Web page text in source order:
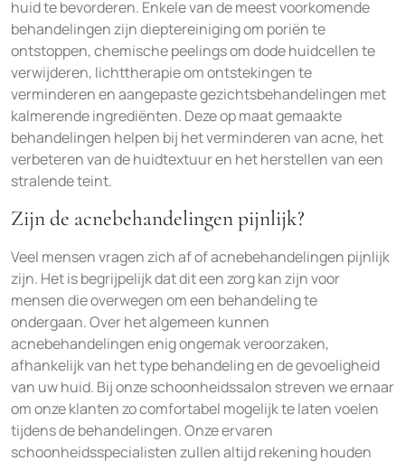
huid te bevorderen. Enkele van de meest voorkomende
behandelingen zijn dieptereiniging om poriën te
ontstoppen, chemische peelings om dode huidcellen te
verwijderen, lichttherapie om ontstekingen te
verminderen en aangepaste gezichtsbehandelingen met
kalmerende ingrediënten. Deze op maat gemaakte
behandelingen helpen bij het verminderen van acne, het
verbeteren van de huidtextuur en het herstellen van een
stralende teint.
Zijn de acnebehandelingen pijnlijk?
Veel mensen vragen zich af of acnebehandelingen pijnlijk
zijn. Het is begrijpelijk dat dit een zorg kan zijn voor
mensen die overwegen om een behandeling te
ondergaan. Over het algemeen kunnen
acnebehandelingen enig ongemak veroorzaken,
afhankelijk van het type behandeling en de gevoeligheid
van uw huid. Bij onze schoonheidssalon streven we ernaar
om onze klanten zo comfortabel mogelijk te laten voelen
tijdens de behandelingen. Onze ervaren
schoonheidsspecialisten zullen altijd rekening houden